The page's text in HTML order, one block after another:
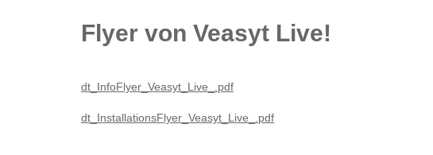
Flyer von Veasyt Live!
dt_InfoFlyer_Veasyt_Live_.pdf
dt_InstallationsFlyer_Veasyt_Live_.pdf